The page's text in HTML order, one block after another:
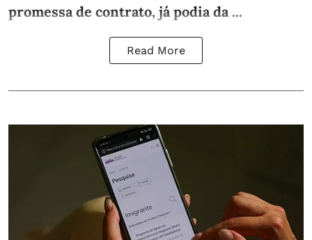
promessa de contrato, já podia da ...
Read More